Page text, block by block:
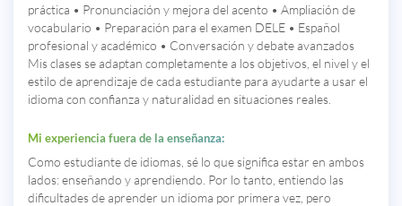
práctica • Pronunciación y mejora del acento • Ampliación de
vocabulario • Preparación para el examen DELE • Español
profesional y académico • Conversación y debate avanzados
Mis clases se adaptan completamente a los objetivos, el nivel y el
estilo de aprendizaje de cada estudiante para ayudarte a usar el
idioma con confianza y naturalidad en situaciones reales.
Mi experiencia fuera de la enseñanza:
Como estudiante de idiomas, sé lo que significa estar en ambos
lados: enseñando y aprendiendo. Por lo tanto, entiendo las
dificultades de aprender un idioma por primera vez, pero